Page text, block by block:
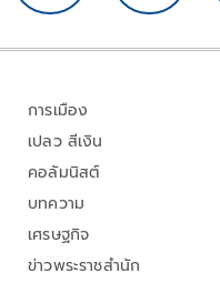
การเมือง
เปลว สีเงิน
คอลัมนิสต์
บทความ
เศรษฐกิจ
ข่าวพระราชสำนัก